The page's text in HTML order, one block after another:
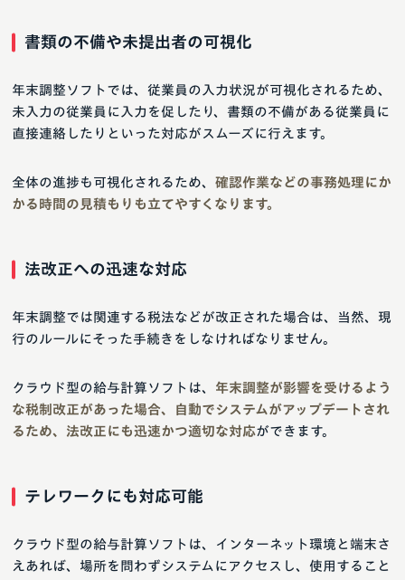
書類の不備や未提出者の可視化
年末調整ソフトでは、従業員の入力状況が可視化されるため、
未入力の従業員に入力を促したり、書類の不備がある従業員に
直接連絡したりといった対応がスムーズに行えます。
全体の進捗も可視化されるため、 確認作業などの事務処理にか
かる時間の見積もりも立てやすくなります。
法改正への迅速な対応
年末調整では関連する税法などが改正された場合は、当然、現
行のルールにそった手続きをしなければなりません。
クラウド型の給与計算ソフトは、 年末調整が影響を受けるよう
な税制改正があった場合、自動でシステムがアップデートされ
るため、法改正にも迅速かつ適切な対応ができます。
テレワークにも対応可能
クラウド型の給与計算ソフトは、インターネット環境と端末さ
えあれば、場所を問わずシステムにアクセスし、使用すること